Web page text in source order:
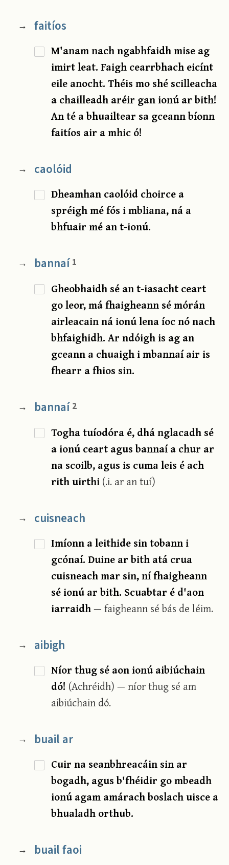
→ faitíos
M'anam nach ngabhfaidh mise ag
imirt leat. Faigh cearrbhach eicínt
eile anocht. Théis mo shé scilleacha
a chailleadh aréir gan ionú ar bith!
An té a bhuailtear sa gceann bíonn
faitíos air a mhic ó!
→ caolóid
Dheamhan caolóid choirce a
spréigh mé fós i mbliana, ná a
bhfuair mé an t-ionú.
→ bannaí 1
Gheobhaidh sé an t-iasacht ceart
go leor, má fhaigheann sé mórán
airleacain ná ionú lena íoc nó nach
bhfaighidh. Ar ndóigh is ag an
gceann a chuaigh i mbannaí air is
fhearr a fhios sin.
→ bannaí 2
Togha tuíodóra é, dhá nglacadh sé
a ionú ceart agus bannaí a chur ar
na scoilb, agus is cuma leis é ach
rith uirthi(.i. ar an tuí)
→ cuisneach
Imíonn a leithide sin tobann i
gcónaí. Duine ar bith atá crua
cuisneach mar sin, ní fhaigheann
sé ionú ar bith. Scuabtar é d'aon
iarraidh— faigheann sé bás de léim.
→ aibigh
Níor thug sé aon ionú aibiúchain
dó! (Achréidh) — níor thug sé am
aibiúchain dó.
→ buail ar
Cuir na seanbhreacáin sin ar
bogadh, agus b'fhéidir go mbeadh
ionú agam amárach boslach uisce a
bhualadh orthub.
→ buail faoi